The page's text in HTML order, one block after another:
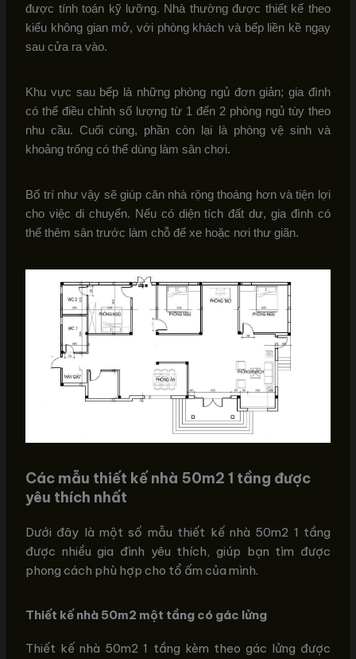
được tính toán kỹ lưỡng. Nhà thường được thiết kế theo
kiểu không gian mở, với phòng khách và bếp liền kề ngay
sau cửa ra vào.
Khu vực sau bếp là những phòng ngủ đơn giản; gia đình
có thể điều chỉnh số lượng từ 1 đến 2 phòng ngủ tùy theo
nhu cầu. Cuối cùng, phần còn lại là phòng vệ sinh và
khoảng trống có thể dùng làm sân chơi.
Bố trí như vậy sẽ giúp căn nhà rộng thoáng hơn và tiện lợi
cho việc di chuyển. Nếu có diện tích đất dư, gia đình có
thể thêm sân trước làm chỗ để xe hoặc nơi thư giãn.
Các mẫu thiết kế nhà 50m2 1 tầng được
yêu thích nhất
Dưới đây là một số mẫu thiết kế nhà 50m2 1 tầng
được nhiều gia đình yêu thích, giúp bạn tìm được
phong cách phù hợp cho tổ ấm của mình.
Thiết kế nhà 50m2 một tầng có gác lửng
Thiết kế nhà 50m2 1 tầng kèm theo gác lửng được